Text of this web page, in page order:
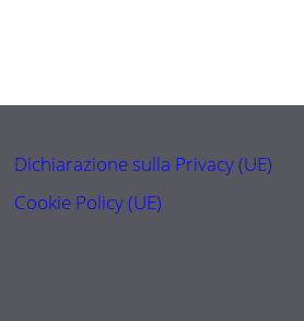
Dichiarazione sulla Privacy (UE)
Cookie Policy (UE)